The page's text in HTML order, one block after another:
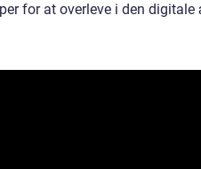
for at overleve i den